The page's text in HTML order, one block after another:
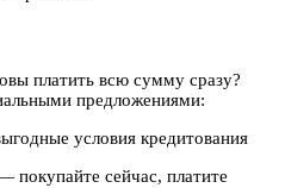
платить всю сумму сразу?
предложениями:
условия кредитования
покупайте сейчас, платите